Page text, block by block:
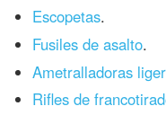
Escopetas.
Fusiles de asalto.
Ametralladoras
Rifles de